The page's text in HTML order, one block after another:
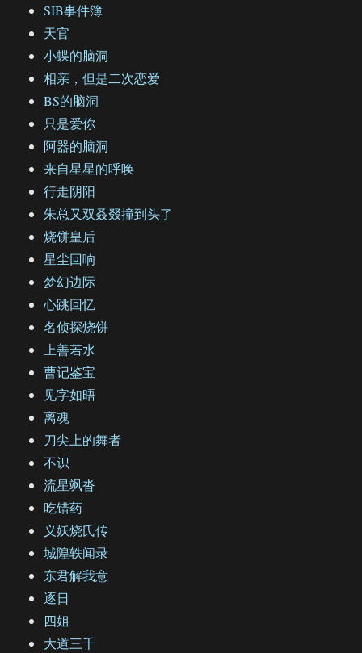
SIB事件簿
天官
小蝶的脑洞
相亲，但是二次恋爱
BS的脑洞
只是爱你
阿器的脑洞
来自星星的呼唤
行走阴阳
朱总又双叒叕撞到头了
烧饼皇后
星尘回响
梦幻边际
心跳回忆
名侦探烧饼
上善若水
曹记鉴宝
见字如晤
离魂
刀尖上的舞者
不识
流星飒沓
吃错药
义妖烧氏传
城隍轶闻录
东君解我意
逐日
四姐
大道三千